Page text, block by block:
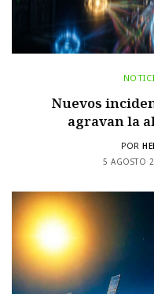
Nuevos
agravan la
POR
5 AGOSTO